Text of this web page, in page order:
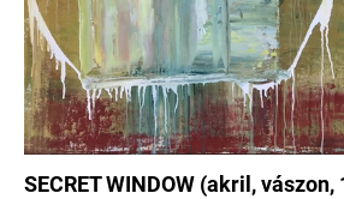
SECRET WINDOW (akril,